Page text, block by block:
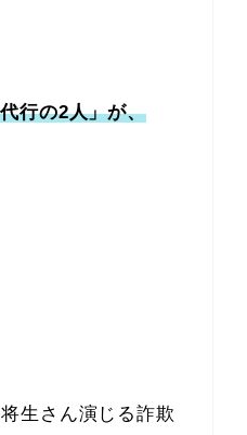
行の2人」が、
生さん演じる詐欺